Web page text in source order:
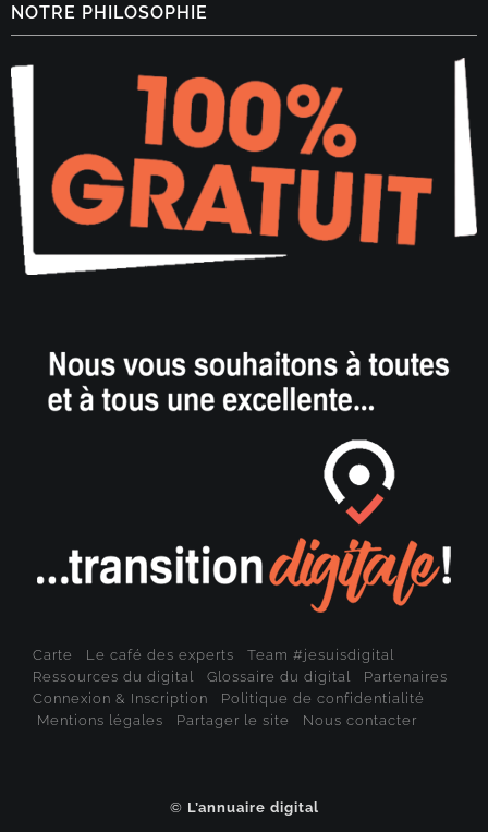
NOTRE PHILOSOPHIE
Carte Le café des experts
Team #jesuisdigital
Ressources du digital
Glossaire du digital
Partenaires
Connexion & Inscription
Politique de confidentialité
Mentions légales
Partager le site Nous contacter
© L’annuaire digital